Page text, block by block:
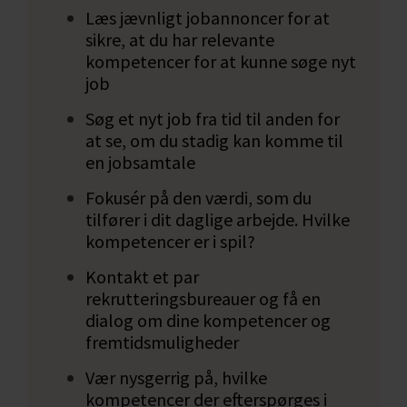
Undersøg også gerne, hvilket lønniveau dit
nye jobmål har, så det ikke kommer som en
overraskelse, hvis det viser sig at være
uholdbart i forhold til din øvrige økonomi.
Hvilken betydning har dit nye mål i
forhold til dit øvrige liv?
Det er også vigtigt for dig at få undersøgt, om
dit mål er bæredygtigt i forhold til øvrige
forhold i dit liv. Det kan fx være arbejdstid
eller geografisk afstand. Hvis det eventuelt
betyder noget for dig med fleksible
arbejdstider i forhold til familieliv, så er det en
vigtig del at få afdækket, for at du kan træffe
et kvalificeret valg.
Men det kan også være, at du skal have
Læs jævnligt jobannoncer for at
sikre, at du har relevante
kompetencer for at kunne søge nyt
job
Søg et nyt job fra tid til anden for
at se, om du stadig kan komme til
en jobsamtale
Fokusér på den værdi, som du
tilfører i dit daglige arbejde. Hvilke
kompetencer er i spil?
Kontakt et par
rekrutteringsbureauer og få en
dialog om dine kompetencer og
fremtidsmuligheder
Vær nysgerrig på, hvilke
kompetencer der efterspørges i